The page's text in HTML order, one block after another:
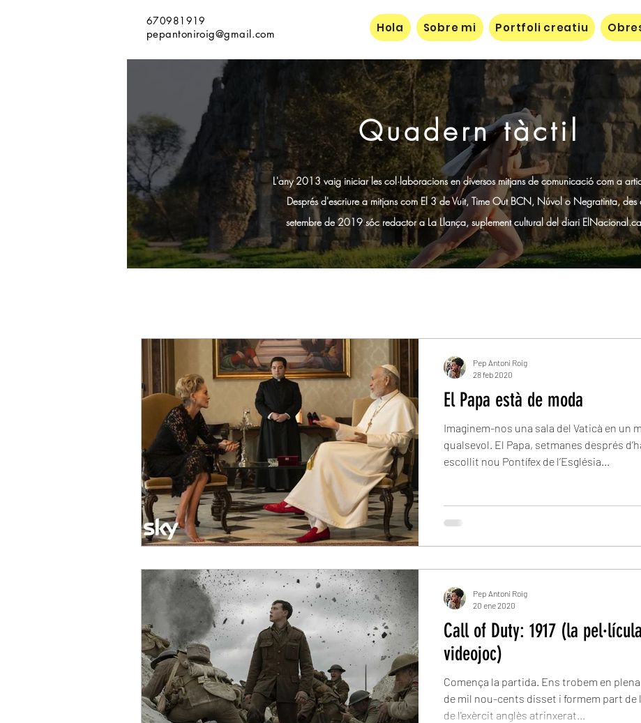
670981919
pepantoniroig@gmail.com
Hola Sobre mi Portfoli creatiu
Quadern tàctil
L'any 2013 vaig iniciar les col·laboracions en diversos mitjans de comunicació com a
Després d'escriure a mitjans com El 3 de Vuit, Time Out BCN, Núvol o Negratinta, des
setembre de 2019 sóc redactor a La Llança, suplement cultural del diari
El Papa està de moda
Imaginem-nos una sala del Vaticà en un
qualsevol. El Papa, setmanes després
escollit nou Pontífex de l’Església...
Pep Antoni Roig
28 feb 2020
Call of Duty: 1917 (la
videojoc)
Comença la partida. Ens trobem en
de mil nou-cents disset i formem part de
de l'exèrcit anglès atrinxerat...
Pep Antoni Roig
20 ene 2020